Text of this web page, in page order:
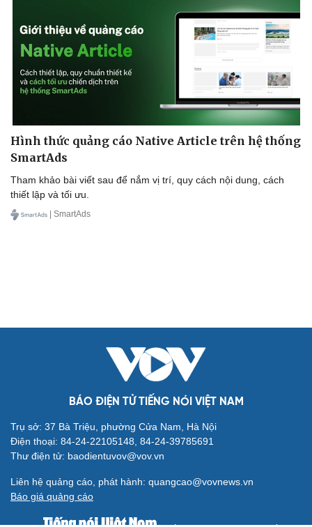
Hình thức quảng cáo Native Article trên hệ thống
SmartAds
Tham khảo bài viết sau để nắm vị trí, quy cách nội dung, cách
thiết lập và tối ưu.
| SmartAds
BÁO ĐIỆN TỬ TIẾNG NÓI VIỆT NAM
Trụ sở: 37 Bà Triệu, phường Cửa Nam, Hà Nội
Điện thoại: 84-24-22105148, 84-24-39785691
Thư điện tử: baodientuvov@vov.vn
Liên hệ quảng cáo, phát hành: quangcao@vovnews.vn
Báo giá quảng cáo